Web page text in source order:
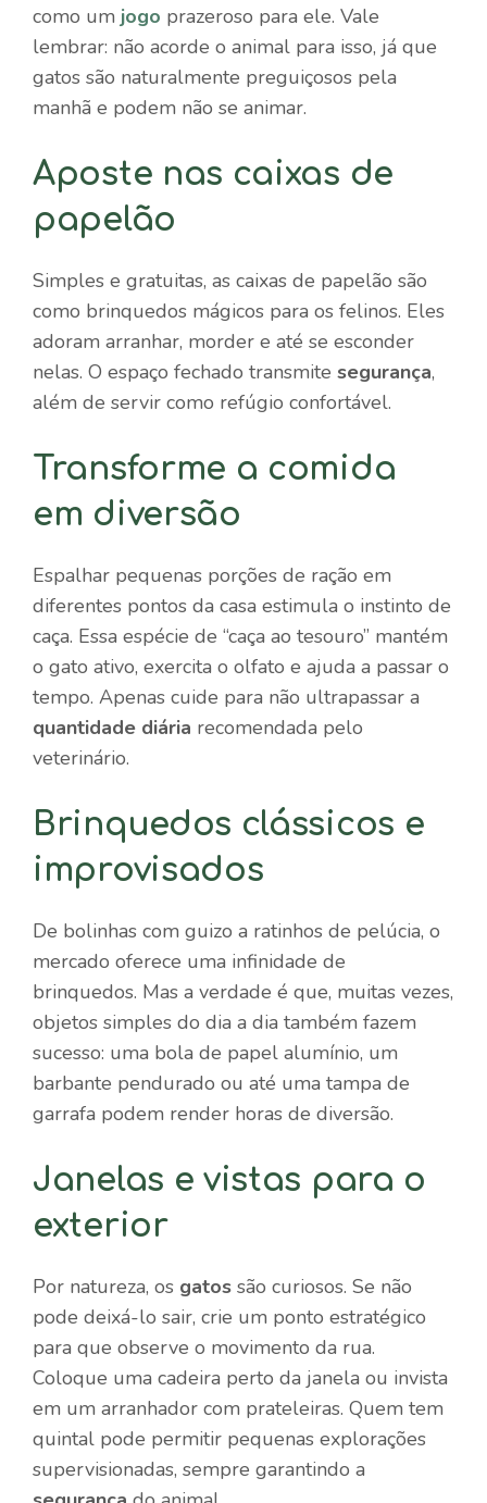
como um jogo prazeroso para ele. Vale
lembrar: não acorde o animal para isso, já que
gatos são naturalmente preguiçosos pela
manhã e podem não se animar.
Aposte nas caixas de
papelão
Simples e gratuitas, as caixas de papelão são
como brinquedos mágicos para os felinos. Eles
adoram arranhar, morder e até se esconder
nelas. O espaço fechado transmite segurança,
além de servir como refúgio confortável.
Transforme a comida
em diversão
Espalhar pequenas porções de ração em
diferentes pontos da casa estimula o instinto de
caça. Essa espécie de “caça ao tesouro” mantém
o gato ativo, exercita o olfato e ajuda a passar o
tempo. Apenas cuide para não ultrapassar a
quantidade diária recomendada pelo
veterinário.
Brinquedos clássicos e
improvisados
De bolinhas com guizo a ratinhos de pelúcia, o
mercado oferece uma infinidade de
brinquedos. Mas a verdade é que, muitas vezes,
objetos simples do dia a dia também fazem
sucesso: uma bola de papel alumínio, um
barbante pendurado ou até uma tampa de
garrafa podem render horas de diversão.
Janelas e vistas para o
exterior
Por natureza, os gatos são curiosos. Se não
pode deixá-lo sair, crie um ponto estratégico
para que observe o movimento da rua.
Coloque uma cadeira perto da janela ou invista
em um arranhador com prateleiras. Quem tem
quintal pode permitir pequenas explorações
supervisionadas, sempre garantindo a